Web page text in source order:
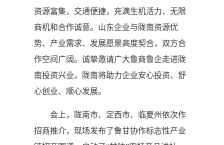
资源富集，交通便捷，充满生机活力、无限
商机和合作诚意。山东企业与陇南资源优
势、产业需求、发展愿景高度契合，双方合
作空间广阔。诚挚邀请广大鲁商鲁企走进陇
南投资兴业，陇南将助力企业安心投资、舒
心创业、顺心发展。
会上，陇南市、定西市、临夏州依次作
招商推介，现场发布了鲁甘协作标志性产业